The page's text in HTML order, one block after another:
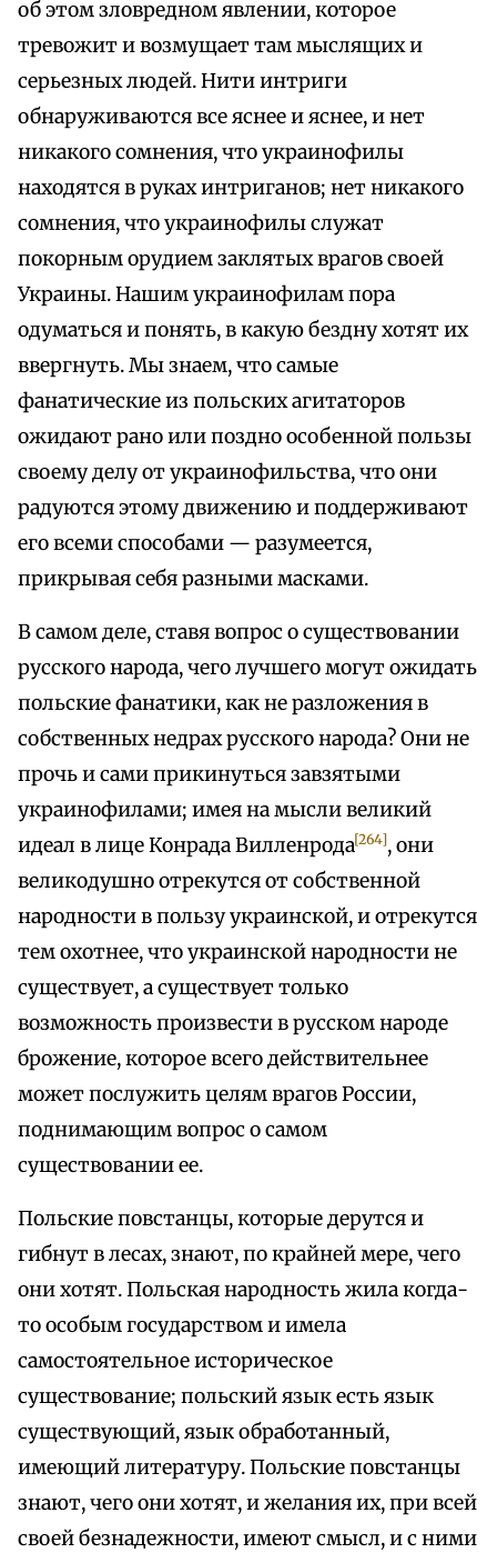
об этом зловредном явлении, которое
тревожит и возмущает там мыслящих и
серьезных людей. Нити интриги
обнаруживаются все яснее и яснее, и нет
никакого сомнения, что украинофилы
находятся в руках интриганов; нет никакого
сомнения, что украинофилы служат
покорным орудием заклятых врагов своей
Украины. Нашим украинофилам пора
одуматься и понять, в какую бездну хотят их
ввергнуть. Мы знаем, что самые
фанатические из польских агитаторов
ожидают рано или поздно особенной пользы
своему делу от украинофильства, что они
радуются этому движению и поддерживают
его всеми способами — разумеется,
прикрывая себя разными масками.
В самом деле, ставя вопрос о существовании
русского народа, чего лучшего могут ожидать
польские фанатики, как не разложения в
собственных недрах русского народа? Они не
прочь и сами прикинуться завзятыми
украинофилами; имея на мысли великий
идеал в лице Конрада Вилленрода[264], они
великодушно отрекутся от собственной
народности в пользу украинской, и отрекутся
тем охотнее, что украинской народности не
существует, а существует только
возможность произвести в русском народе
брожение, которое всего действительнее
может послужить целям врагов России,
поднимающим вопрос о самом
существовании ее.
Польские повстанцы, которые дерутся и
гибнут в лесах, знают, по крайней мере, чего
они хотят. Польская народность жила когда-
то особым государством и имела
самостоятельное историческое
существование; польский язык есть язык
существующий, язык обработанный,
имеющий литературу. Польские повстанцы
знают, чего они хотят, и желания их, при всей
своей безнадежности, имеют смысл, и с ними